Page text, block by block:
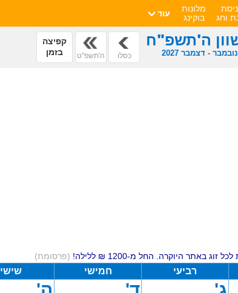
וחג
מלונות
בוקינג
עוד
ה'תשפ"ח
נובמבר - דצמבר 2027 כסלו ה'תשפ"ט
קפיצה
בזמן
באתר היוקרה. החל מ-1200 ₪ ללילה! (פרסומת)
רביעי חמישי שישי